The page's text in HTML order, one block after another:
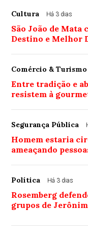
Cultura Há 3 dias
São João de
Destino e Melhor
Comércio & Turismo
Entre tradição e
resistem à
Segurança Pública
Homem estaria
ameaçando
Política Há 3 dias
Rosemberg
grupos de